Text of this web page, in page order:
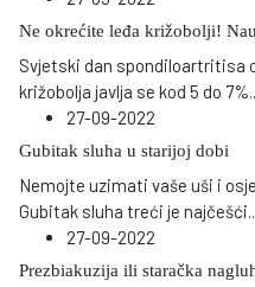
Ne okrećite leđa križobolji!
Svjetski dan spondiloartritisa
križobolja javlja se kod 5 do 7%
27-09-2022
Gubitak sluha u starijoj dobi
Nemojte uzimati vaše uši i
Gubitak sluha treći je najčešći
27-09-2022
Prezbiakuzija ili staračka